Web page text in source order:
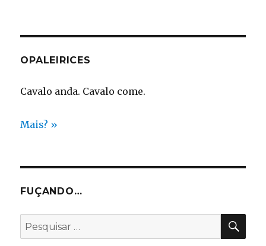
OPALEIRICES
Cavalo anda. Cavalo come.
Mais? »
FUÇANDO…
Pesquisar
por: